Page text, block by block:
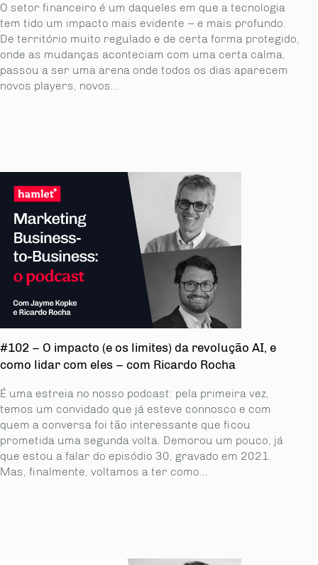
O setor financeiro é um daqueles em que a tecnologia
tem tido um impacto mais evidente – e mais profundo.
De território muito regulado e de certa forma protegido,
onde as mudanças aconteciam com uma certa calma,
passou a ser uma arena onde todos os dias aparecem
novos players, novos...
#102 – O impacto (e os limites) da revolução AI, e
como lidar com eles – com Ricardo Rocha
É uma estreia no nosso podcast: pela primeira vez,
temos um convidado que já esteve con­nosco e com
quem a conversa foi tão interessante que ficou
prometida uma segunda volta. Demorou um pouco, já
que estou a falar do episódio 30, gravado em 2021.
Mas, finalmente, voltamos a ter como...